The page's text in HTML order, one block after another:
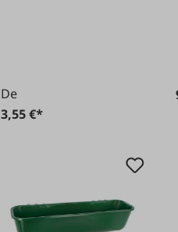
De
3,55 €*